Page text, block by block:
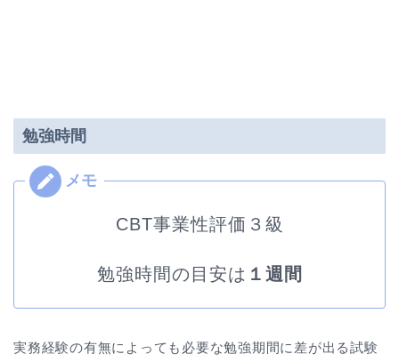
勉強時間
CBT事業性評価３級
勉強時間の目安は １週間
実務経験の有無によっても必要な勉強期間に差が出る試験